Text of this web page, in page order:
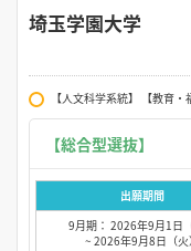
埼玉学園大学
【人文科学系統】 【教育
出願期間
9月期： 2026年9月1日（
~ 2026年9月8日（火）